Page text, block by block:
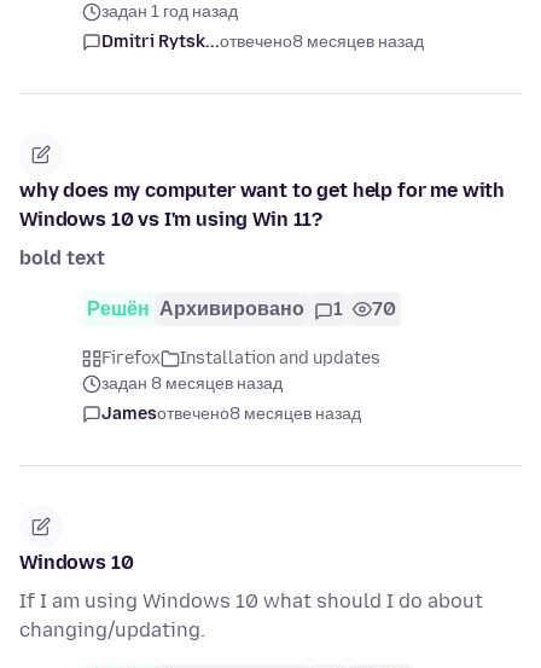
задан 1 год назад
Dmitri Rytsk...отвечено8 месяцев назад
why does my computer want to get help for me with
Windows 10 vs I'm using Win 11?
bold text
Решён Архивировано 1 70
Firefox
Installation and updates
задан 8 месяцев назад
Jamesотвечено8 месяцев назад
Windows 10
If I am using Windows 10 what should I do about
changing/updating.